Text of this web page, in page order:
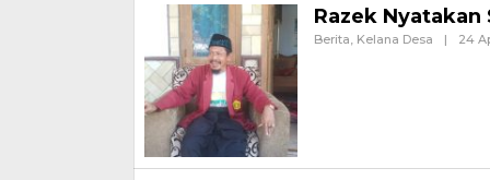
Razek
Berita, Kelana Desa | 24